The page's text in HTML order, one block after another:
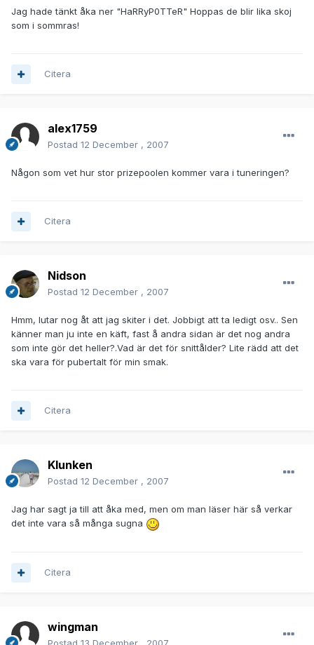
Jag hade tänkt åka ner "HaRRyP0TTeR" Hoppas de blir lika skoj
som i sommras!
Citera
alex1759
Postad 12 December , 2007
Någon som vet hur stor prizepoolen kommer vara i tuneringen?
Citera
Nidson
Postad 12 December , 2007
Hmm, lutar nog åt att jag skiter i det. Jobbigt att ta ledigt osv.. Sen
känner man ju inte en käft, fast å andra sidan är det nog andra
som inte gör det heller?.Vad är det för snittålder? Lite rädd att det
ska vara för pubertalt för min smak.
Citera
Klunken
Postad 12 December , 2007
Jag har sagt ja till att åka med, men om man läser här så verkar
det inte vara så många sugna
Citera
wingman